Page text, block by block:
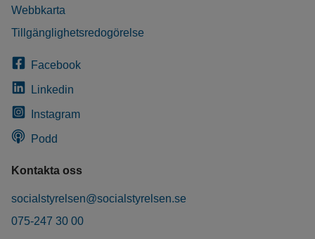
Webbkarta
Tillgänglighetsredogörelse
Facebook
Linkedin
Instagram
Podd
Kontakta oss
socialstyrelsen@socialstyrelsen.se
075-247 30 00